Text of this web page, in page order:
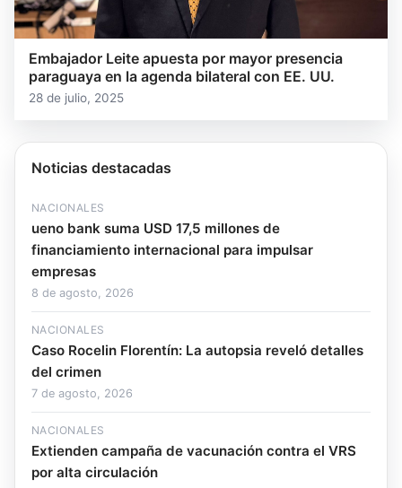
Embajador Leite apuesta por mayor presencia
paraguaya en la agenda bilateral con EE. UU.
28 de julio, 2025
Noticias destacadas
NACIONALES
ueno bank suma USD 17,5 millones de
financiamiento internacional para impulsar
empresas
8 de agosto, 2026
NACIONALES
Caso Rocelin Florentín: La autopsia reveló detalles
del crimen
7 de agosto, 2026
NACIONALES
Extienden campaña de vacunación contra el VRS
por alta circulación